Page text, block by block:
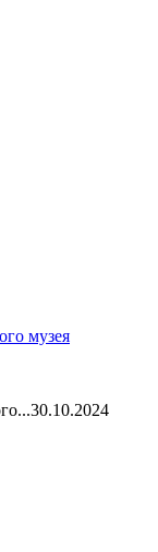
музея
30.10.2024